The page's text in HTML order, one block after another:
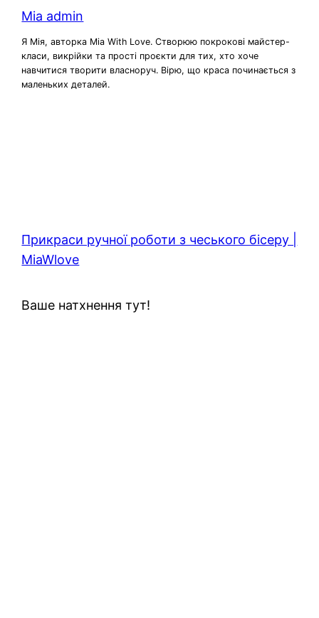
Mia admin
Я Мія, авторка Mia With Love. Створюю покрокові майстер-
класи, викрійки та прості проєкти для тих, хто хоче
навчитися творити власноруч. Вірю, що краса починається з
маленьких деталей.
Прикраси ручної роботи з чеського бісеру |
MiaWlove
Ваше натхнення тут!